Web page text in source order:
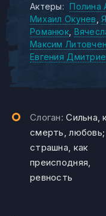
Актеры:
Полина
Михаил Окунев
Романюк
Максим
Евгения
Слоган: Сильна,
смерть, любовь;
страшна, как
преисподняя,
ревность